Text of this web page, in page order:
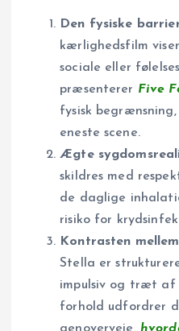
Den fysiske
kærlighedsfilm
sociale eller
præsenterer Five
fysisk
eneste scene.
Ægte
skildres med
de daglige
risiko for
Kontrasten
Stella er
impulsiv og træt af
forhold udfordrer